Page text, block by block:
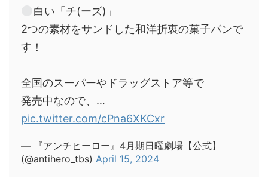
白い「チ(ーズ)」
2つの素材をサンドした和洋折衷の菓子パンで
す！
全国のスーパーやドラッグストア等で
発売中なので、…
pic.twitter.com/cPna6XKCxr
— 『アンチヒーロー』4月期日曜劇場【公式】
(@antihero_tbs) April 15, 2024